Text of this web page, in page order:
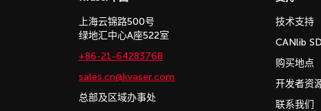
上海云锦路500号
绿地汇中心A座522室
+86-21-64283768
sales.cn@kvaser.com
总部及区域办事处
技术支持
CANlib
购买地点
开发者资
联系我们